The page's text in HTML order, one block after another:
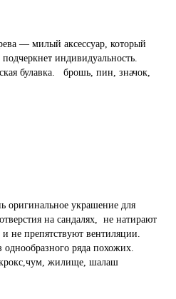
— милый аксессуар, который
индивидуальность.
булавка. брошь, пин, значок,
оригинальное украшение для
на сандалях, не натирают
не препятствуют вентиляции.
ряда похожих.
жилище, шалаш